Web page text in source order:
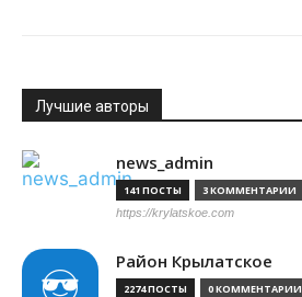
Лучшие авторы
news_admin
141 ПОСТЫ 3 КОММЕНТАРИИ
https://krylatskoe.com
Район Крылатское
2274 ПОСТЫ 0 КОММЕНТАРИИ